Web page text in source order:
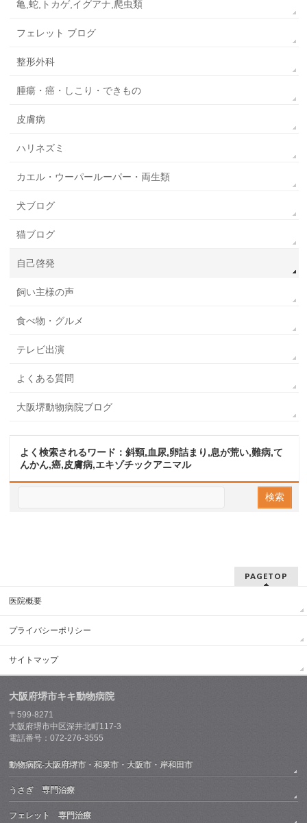
亀,蛇,トカゲ,イグアナ,爬虫類
フェレット ブログ
整形外科
腫瘍・癌・しこり・できもの
皮膚病
ハリネズミ
カエル・ウーパールーパー・両生類
犬ブログ
猫ブログ
自己啓発
飼い主様の声
食べ物・グルメ
テレビ出演
よくある質問
大阪堺動物病院ブログ
よく検索されるワード：斜頸,血尿,卵詰まり,息が荒い,難病,て
んかん,癌,皮膚病,エキゾチックアニマル
PAGETOP
医院概要
プライバシーポリシー
サイトマップ
大阪府堺市キキ動物病院
〒599-8271
大阪府堺市中区深井北町117-3
電話番号：072-276-3555
動物病院-大阪府堺市・和泉市・大阪市・岸和田市
うさぎ 専門治療
フェレット 専門治療